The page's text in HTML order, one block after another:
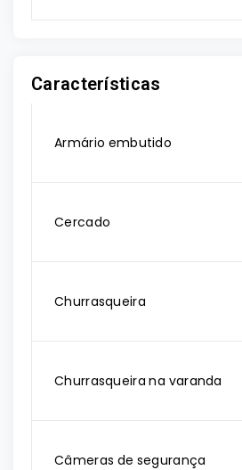
Características
Armário embutido
Cercado
Churrasqueira
Churrasqueira na varanda
Câmeras de segurança